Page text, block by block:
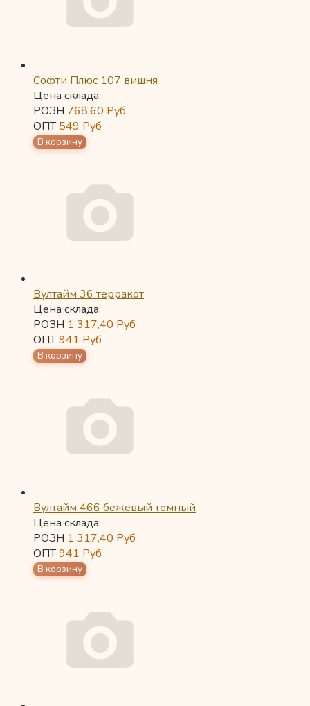
Софти Плюс 107 вишня
Цена склада:
РОЗН 768,60 Руб
ОПТ549 Руб
Вултайм 36 терракот
Цена склада:
РОЗН 1 317,40 Руб
ОПТ941 Руб
Вултайм 466 бежевый темный
Цена склада:
РОЗН 1 317,40 Руб
ОПТ941 Руб